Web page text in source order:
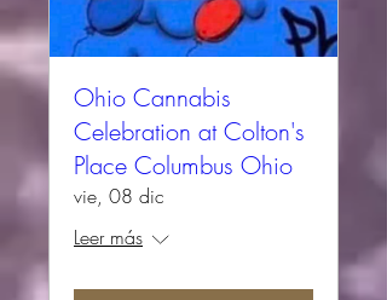
Ohio Cannabis
Celebration at Colton's
Place Columbus Ohio
vie, 08 dic
Leer más